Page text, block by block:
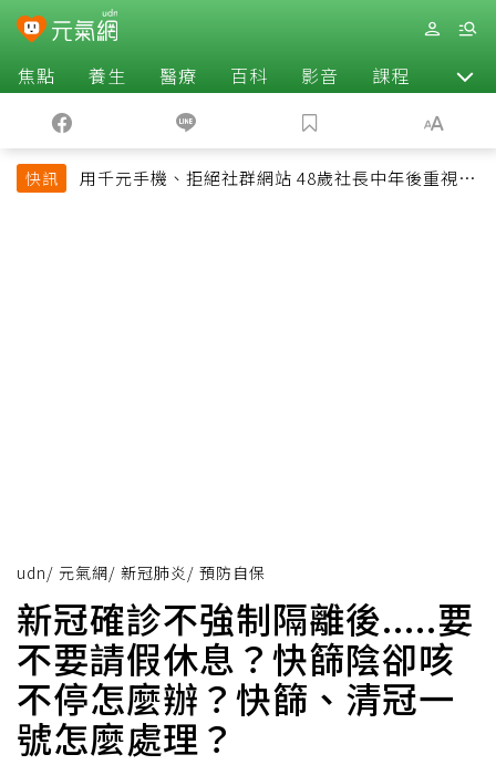
焦點 養生 醫療 百科 影音 課程 退休
快訊
用千元手機、拒絕社群網站 48歲社長中年後重視和
udn/ 元氣網/ 新冠肺炎 / 預防自保
新冠確診不強制隔離後.....要
不要請假休息？快篩陰卻咳
不停怎麼辦？快篩、清冠一
號怎麼處理？